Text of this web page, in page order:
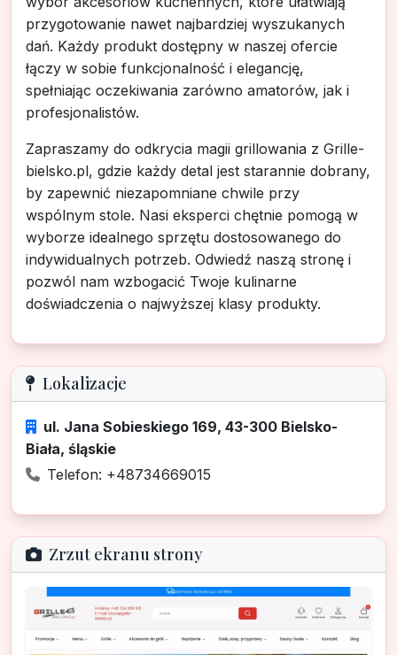
przygotowanie nawet najbardziej wyszukanych
dań. Każdy produkt dostępny w naszej ofercie
łączy w sobie funkcjonalność i elegancję,
spełniając oczekiwania zarówno amatorów, jak i
profesjonalistów.
Zapraszamy do odkrycia magii grillowania z Grille-
bielsko.pl, gdzie każdy detal jest starannie dobrany,
by zapewnić niezapomniane chwile przy
wspólnym stole. Nasi eksperci chętnie pomogą w
wyborze idealnego sprzętu dostosowanego do
indywidualnych potrzeb. Odwiedź naszą stronę i
pozwól nam wzbogacić Twoje kulinarne
doświadczenia o najwyższej klasy produkty.
Lokalizacje
ul. Jana Sobieskiego 169, 43-300 Bielsko-
Biała, śląskie
Telefon: +48734669015
Zrzut ekranu strony